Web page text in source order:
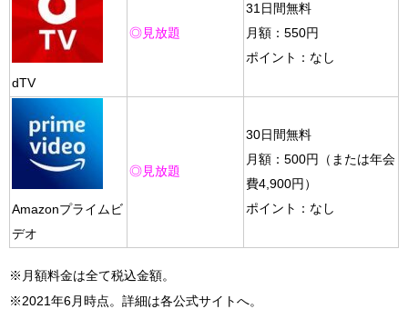
dTV
◎見放題
31日間無料
月額：550円
ポイント：なし
Amazonプライムビ
デオ
◎見放題
30日間無料
月額：500円
（または年会
費4,900円）
ポイント：なし
※月額料金は全て税込金額。
※2021年6月時点。詳細は各公式サイトへ。